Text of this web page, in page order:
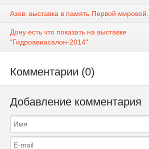
Азов: выставка в память Первой мировой...
Дону есть что показать на выставке
"Гидроавиасалон-2014"
Комментарии (0)
Добавление комментария